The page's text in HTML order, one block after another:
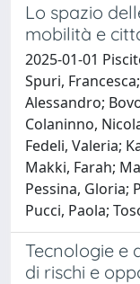
Lo spazio
mobilità e
2025-01-01
Spuri,
Alessandro;
Colaninno,
Fedeli, Valeria;
Makki, Farah;
Pessina, Gloria;
Pucci, Paola;
Tecnologie e
di rischi e